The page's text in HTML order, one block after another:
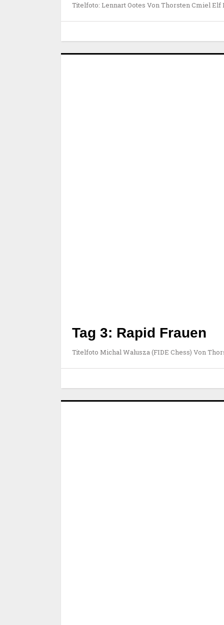
Titelfoto: Lennart Ootes Von Thorsten Cmiel Elf
Tag 3: Rapid Frauen
Titelfoto Michal Walusza (FIDE Chess) Von